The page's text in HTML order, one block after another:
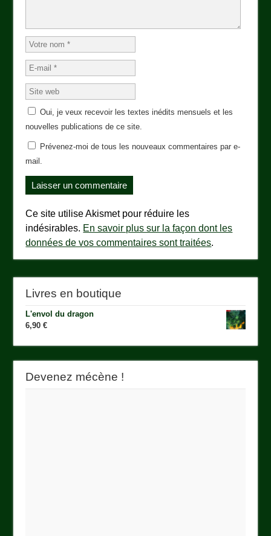
Oui, je veux recevoir les textes inédits mensuels et les
nouvelles publications de ce site.
Prévenez-moi de tous les nouveaux commentaires par e-
mail.
Ce site utilise Akismet pour réduire les
indésirables. En savoir plus sur la façon dont les
données de vos commentaires sont traitées.
Livres en boutique
L'envol du dragon
6,90€
Devenez mécène !